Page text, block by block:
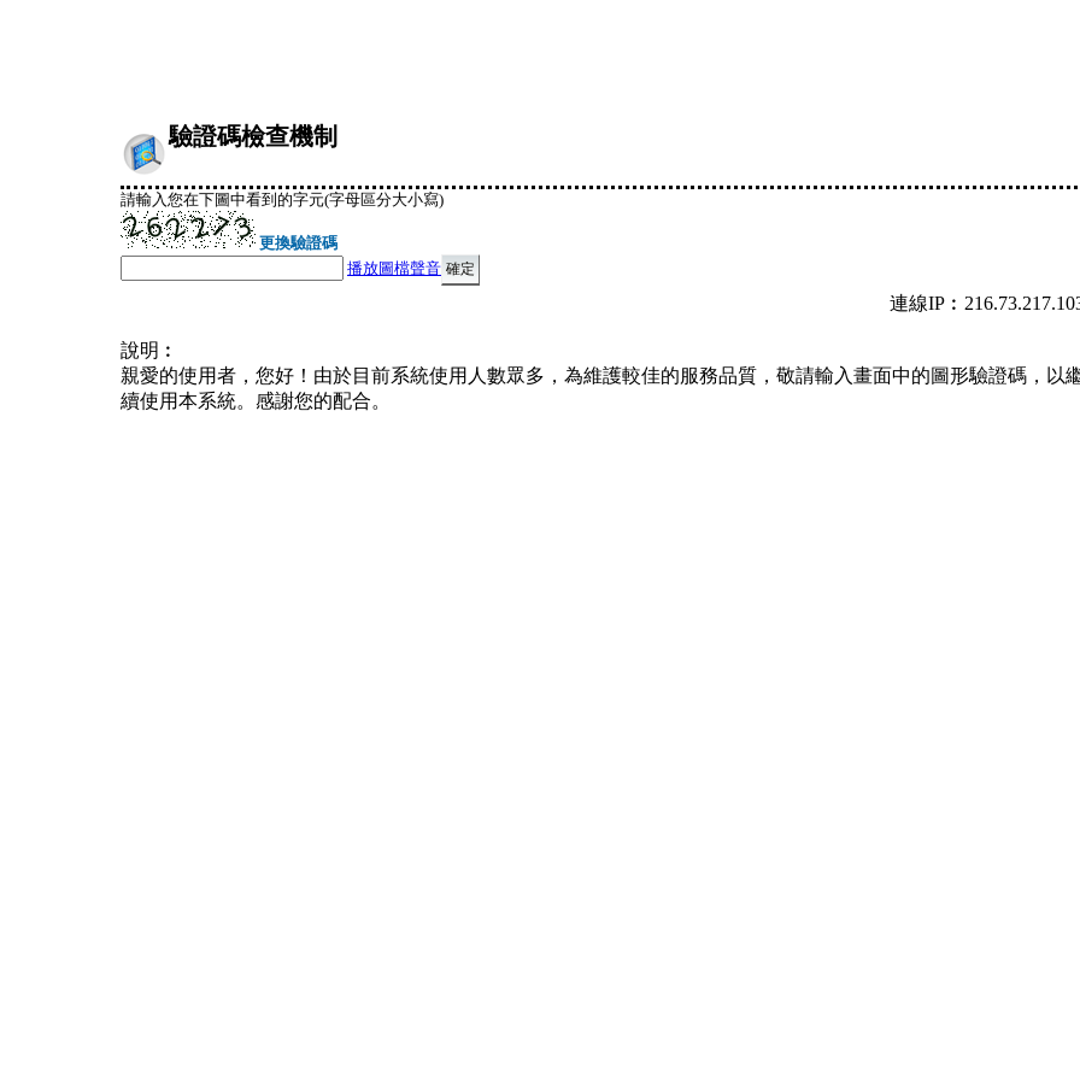
驗證碼檢查機制
請輸入您在下圖中看到的字元(字母區分大小寫)
更換驗證碼
播放圖檔聲音
連線
說明︰
親愛的使用者，您好！由於目前系統使用人數眾多，為維護較佳的服務品質，敬請輸入畫面中的圖形驗證碼，以
續使用本系統。感謝您的配合。